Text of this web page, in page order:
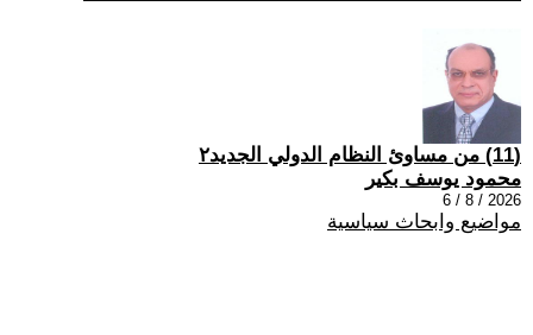
(11) من مساوئ النظام الدولي الجديد٢
محمود يوسف بكير
2026 / 8 / 6
مواضيع وابحاث سياسية